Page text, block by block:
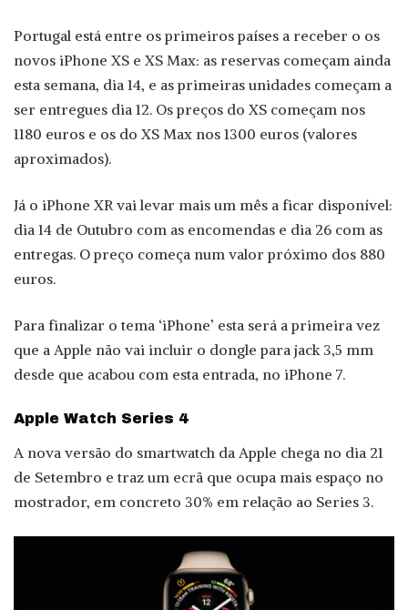
Portugal está entre os primeiros países a receber o os
novos iPhone XS e XS Max: as reservas começam ainda
esta semana, dia 14, e as primeiras unidades começam a
ser entregues dia 12. Os preços do XS começam nos
1180 euros e os do XS Max nos 1300 euros (valores
aproximados).
Já o iPhone XR vai levar mais um mês a ficar disponível:
dia 14 de Outubro com as encomendas e dia 26 com as
entregas. O preço começa num valor próximo dos 880
euros.
Para finalizar o tema ‘iPhone’ esta será a primeira vez
que a Apple não vai incluir o dongle para jack 3,5 mm
desde que acabou com esta entrada, no iPhone 7.
Apple Watch Series 4
A nova versão do smartwatch da Apple chega no dia 21
de Setembro e traz um ecrã que ocupa mais espaço no
mostrador, em concreto 30% em relação ao Series 3.